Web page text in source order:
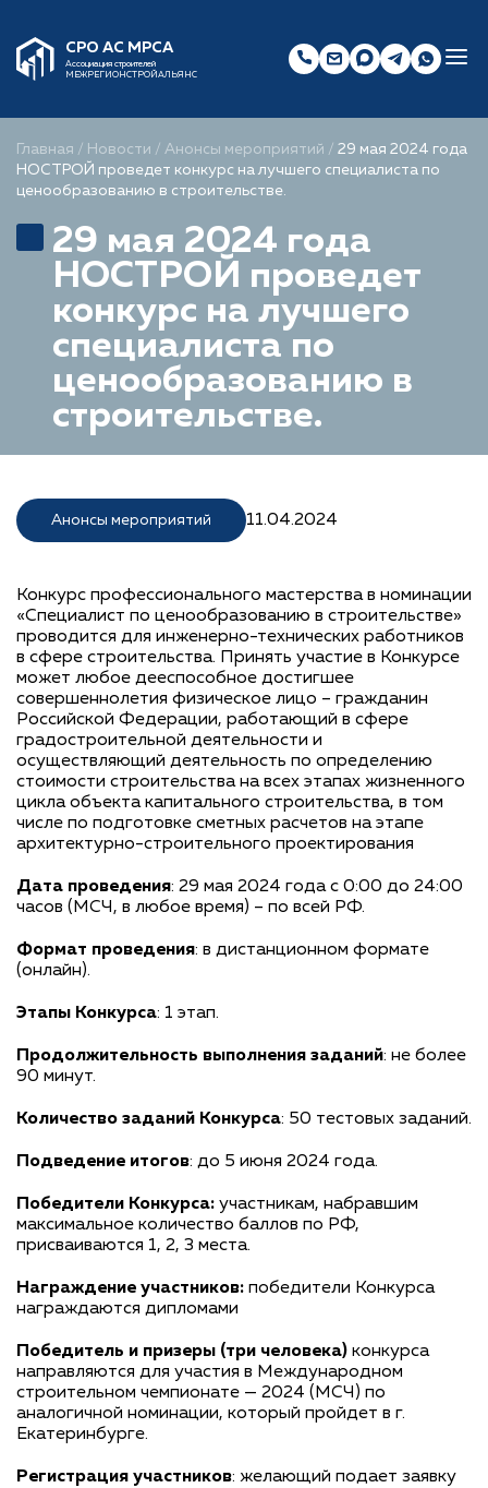
СРО АС МРСА
Ассоциация строителей
МЕЖРЕГИОНСТРОЙАЛЬЯНС
Главная / Новости / Анонсы мероприятий / 29 мая 2024 года
НОСТРОЙ проведет конкурс на лучшего специалиста по
ценообразованию в строительстве.
29 мая 2024 года
НОСТРОЙ проведет
конкурс на лучшего
специалиста по
ценообразованию в
строительстве.
Анонсы мероприятий 11.04.2024
Конкурс профессионального мастерства в номинации
«Специалист по ценообразованию в строительстве»
проводится для инженерно-технических работников
в сфере строительства. Принять участие в Конкурсе
может любое дееспособное достигшее
совершеннолетия физическое лицо – гражданин
Российской Федерации, работающий в сфере
градостроительной деятельности и
осуществляющий деятельность по определению
стоимости строительства на всех этапах жизненного
цикла объекта капитального строительства, в том
числе по подготовке сметных расчетов на этапе
архитектурно-строительного проектирования
Дата проведения: 29 мая 2024 года с 0:00 до 24:00
часов (МСЧ, в любое время) – по всей РФ.
Формат проведения: в дистанционном формате
(онлайн).
Этапы Конкурса: 1 этап.
Продолжительность выполнения заданий: не более
90 минут.
Количество заданий Конкурса: 50 тестовых заданий.
Подведение итогов: до 5 июня 2024 года.
Победители Конкурса: участникам, набравшим
максимальное количество баллов по РФ,
присваиваются 1, 2, 3 места.
Награждение участников: победители Конкурса
награждаются дипломами
Победитель и призеры (три человека) конкурса
направляются для участия в Международном
строительном чемпионате — 2024 (МСЧ) по
аналогичной номинации, который пройдет в г.
Екатеринбурге.
Регистрация участников: желающий подает заявку